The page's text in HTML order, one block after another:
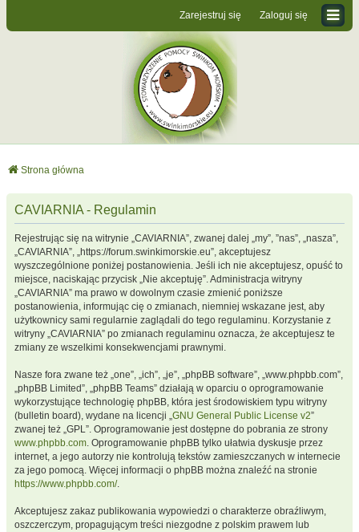
Zaloguj się
Zarejestruj się
Strona główna
CAVIARNIA - Regulamin
Rejestrując się na witrynie „CAVIARNIA”, zwanej dalej „my”, ”nas”, „nasza”,
„CAVIARNIA”, „https://forum.swinkimorskie.eu”, akceptujesz
wyszczególnione poniżej postanowienia. Jeśli ich nie akceptujesz, opuść to
miejsce, naciskając przycisk „Nie akceptuję”. Administracja witryny
„CAVIARNIA” ma prawo w dowolnym czasie zmienić poniższe
postanowienia, informując cię o zmianach, niemniej wskazane jest, aby
użytkownicy sami regularnie zaglądali do tego regulaminu. Korzystanie z
witryny „CAVIARNIA” po zmianach regulaminu oznacza, że akceptujesz te
zmiany ze wszelkimi konsekwencjami prawnymi.
Nasze fora zwane też „one”, „ich”, „je”, „phpBB software”, „www.phpbb.com”,
„phpBB Limited”, „phpBB Teams” działają w oparciu o oprogramowanie
wykorzystujące technologię phpBB, która jest środowiskiem typu witryny
(bulletin board), wydane na licencji „GNU General Public License v2”
zwanej też „GPL”. Oprogramowanie jest dostępne do pobrania ze strony
www.phpbb.com. Oprogramowanie phpBB tylko ułatwia dyskusje przez
internet, a jego autorzy nie kontrolują tekstów zamieszczanych w internecie
za jego pomocą. Więcej informacji o phpBB można znaleźć na stronie
https://www.phpbb.com/.
Akceptujesz zakaz publikowania wypowiedzi o charakterze obraźliwym,
oszczerczym, propagującym treści niezgodne z polskim prawem lub